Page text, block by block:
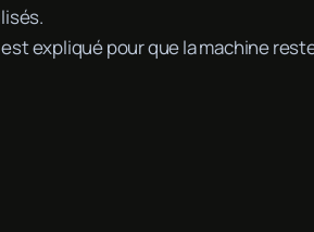
expliqué pour que la machine